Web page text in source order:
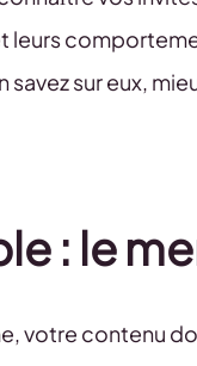
leurs
sur eux,
: le
votre contenu